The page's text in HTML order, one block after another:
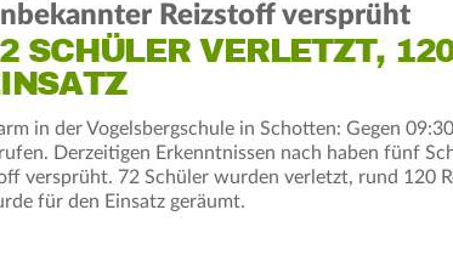
Reizstoff versprüht
SCHÜLER VERLETZT,
in der Vogelsbergschule in Schotten: Gegen
Derzeitigen Erkenntnissen nach haben fünf
versprüht. 72 Schüler wurden verletzt, rund 120
für den Einsatz geräumt.